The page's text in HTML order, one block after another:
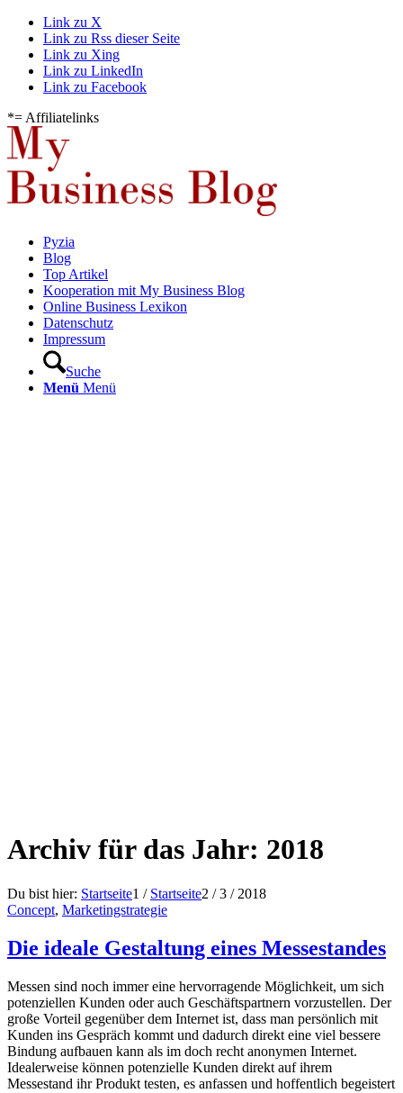
Link zu X
Link zu Rss dieser Seite
Link zu Xing
Link zu LinkedIn
Link zu Facebook
*= Affiliatelinks
Pyzia
Blog
Top Artikel
Kooperation mit My Business Blog
Online Business Lexikon
Datenschutz
Impressum
Suche
Menü Menü
Archiv für das Jahr: 2018
Du bist hier: Startseite1 / Startseite2 / 3 / 2018
Concept, Marketingstrategie
Die ideale Gestaltung eines Messestandes
Messen sind noch immer eine hervorragende Möglichkeit, um sich
potenziellen Kunden oder auch Geschäftspartnern vorzustellen. Der
große Vorteil gegenüber dem Internet ist, dass man persönlich mit
Kunden ins Gespräch kommt und dadurch direkt eine viel bessere
Bindung aufbauen kann als im doch recht anonymen Internet.
Idealerweise können potenzielle Kunden direkt auf ihrem
Messestand ihr Produkt testen, es anfassen und hoffentlich begeistert